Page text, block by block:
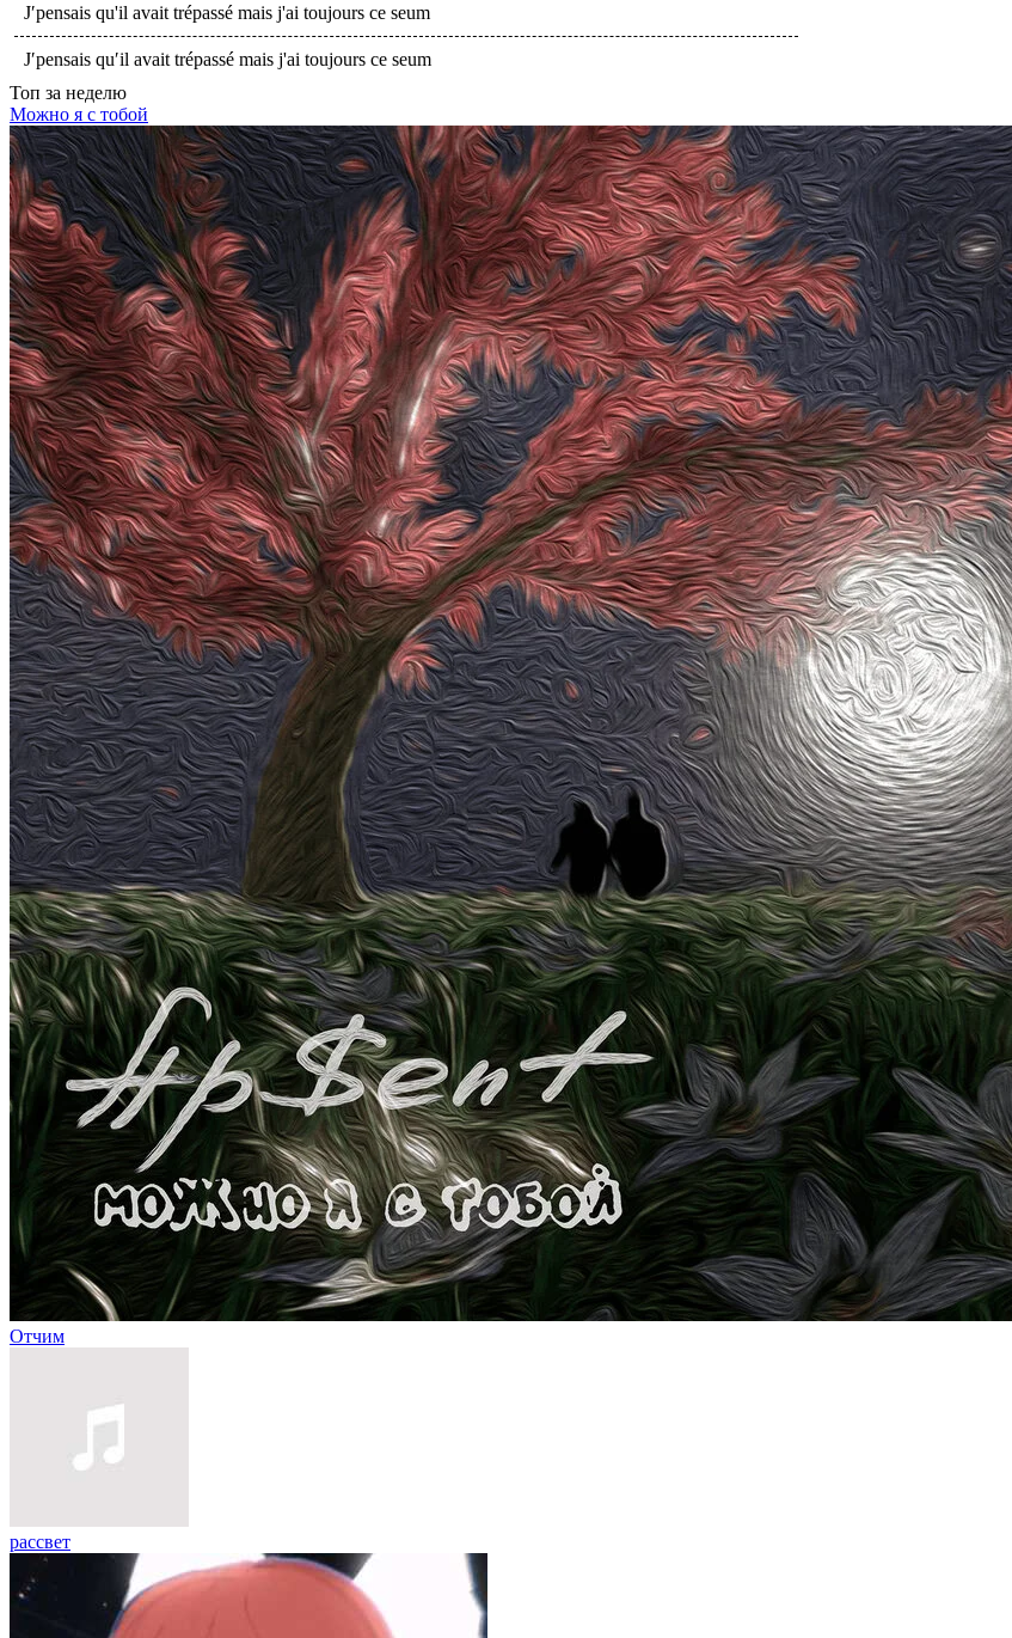
J′pensais qu'il avait trépassé mais j'ai toujours ce seum
J′pensais qu′il avait trépassé mais j'ai toujours ce seum
Топ за неделю
Можно я с тобой
Отчим
рассвет